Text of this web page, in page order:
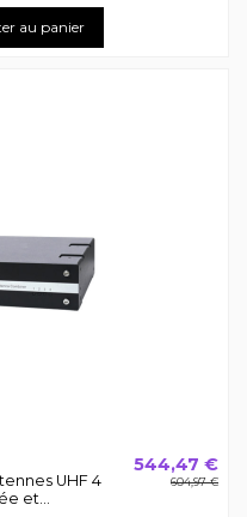
au panier
UHF 4
et...
544,47 €
604,97 €